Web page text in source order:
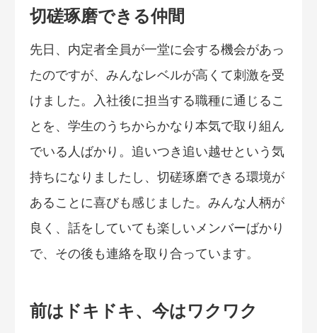
切磋琢磨できる仲間
先日、内定者全員が一堂に会する機会があっ
たのですが、みんなレベルが高くて刺激を受
けました。入社後に担当する職種に通じるこ
とを、学生のうちからかなり本気で取り組ん
でいる人ばかり。追いつき追い越せという気
持ちになりましたし、切磋琢磨できる環境が
あることに喜びも感じました。みんな人柄が
良く、話をしていても楽しいメンバーばかり
で、その後も連絡を取り合っています。
前はドキドキ、今はワクワク